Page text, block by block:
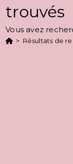
trouvés
Vous avez
> Résultats de